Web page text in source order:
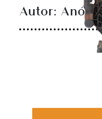
Autor: